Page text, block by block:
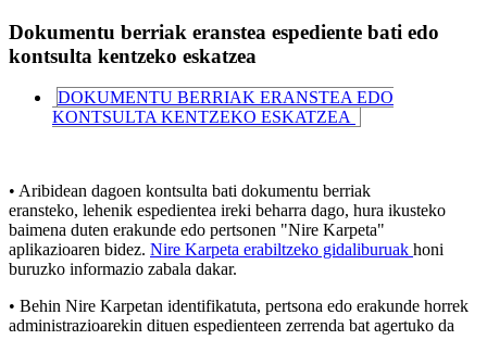
Dokumentu berriak eranstea espediente bati edo
kontsulta kentzeko eskatzea
DOKUMENTU BERRIAK ERANSTEA EDO
KONTSULTA KENTZEKO ESKATZEA
• Aribidean dagoen kontsulta bati dokumentu berriak
eransteko, lehenik espedientea ireki beharra dago, hura ikusteko
baimena duten erakunde edo pertsonen "Nire Karpeta"
aplikazioaren bidez. Nire Karpeta erabiltzeko gidaliburuak honi
buruzko informazio zabala dakar.
• Behin Nire Karpetan identifikatuta, pertsona edo erakunde horrek
administrazioarekin dituen espedienteen zerrenda bat agertuko da